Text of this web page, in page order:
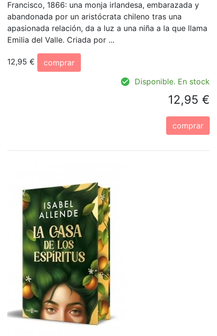
Francisco, 1866: una monja irlandesa, embarazada y
abandonada por un aristócrata chileno tras una
apasionada relación, da a luz a una niña a la que llama
Emilia del Valle. Criada por ...
12,95 €
comprar
Disponible. En stock
12,95 €
comprar